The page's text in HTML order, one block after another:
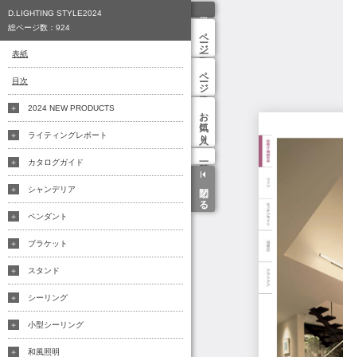
ページ一覧
ページ検索
お気に入り
閉じる
D.LIGHTING STYLE2024
総ページ数： 924
表紙
目次
2024 NEW PRODUCTS
ライティングレポート
カタログガイド
シャンデリア
ペンダント
ブラケット
スタンド
シーリング
小型シーリング
和風照明